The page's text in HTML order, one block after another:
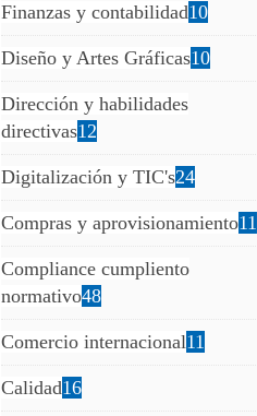
Finanzas y contabilidad10
Diseño y Artes Gráficas10
Dirección y habilidades
directivas12
Digitalización y TIC's24
Compras y aprovisionamiento11
Compliance cumpliento
normativo48
Comercio internacional11
Calidad16